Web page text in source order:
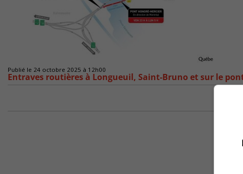
Publié le 24 octobre 2025 à 12h00
Entraves routières à Longueuil, Saint-Bruno et sur le